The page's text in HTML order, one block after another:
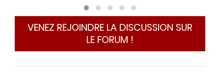
VENEZ REJOINDRE LA DISCUSSION SUR
LE FORUM !